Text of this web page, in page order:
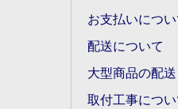
お支払いについ
配送について
大型商品の配
取付工事につい